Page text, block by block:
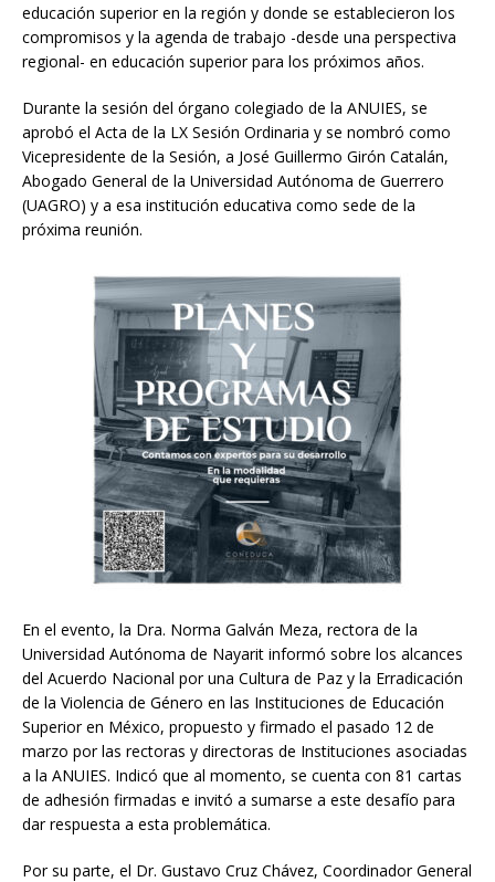
educación superior en la región y donde se establecieron los
compromisos y la agenda de trabajo -desde una perspectiva
regional- en educación superior para los próximos años.
Durante la sesión del órgano colegiado de la ANUIES, se
aprobó el Acta de la LX Sesión Ordinaria y se nombró como
Vicepresidente de la Sesión, a José Guillermo Girón Catalán,
Abogado General de la Universidad Autónoma de Guerrero
(UAGRO) y a esa institución educativa como sede de la
próxima reunión.
En el evento, la Dra. Norma Galván Meza, rectora de la
Universidad Autónoma de Nayarit informó sobre los alcances
del Acuerdo Nacional por una Cultura de Paz y la Erradicación
de la Violencia de Género en las Instituciones de Educación
Superior en México, propuesto y firmado el pasado 12 de
marzo por las rectoras y directoras de Instituciones asociadas
a la ANUIES. Indicó que al momento, se cuenta con 81 cartas
de adhesión firmadas e invitó a sumarse a este desafío para
dar respuesta a esta problemática.
Por su parte, el Dr. Gustavo Cruz Chávez, Coordinador General